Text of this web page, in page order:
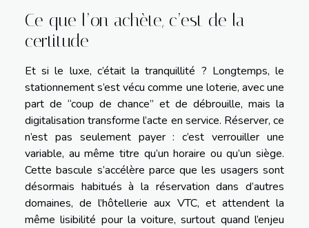
Ce que l’on achète, c’est de la
certitude
Et si le luxe, c’était la tranquillité ? Longtemps, le
stationnement s’est vécu comme une loterie, avec une
part de “coup de chance” et de débrouille, mais la
digitalisation transforme l’acte en service. Réserver, ce
n’est pas seulement payer : c’est verrouiller une
variable, au même titre qu’un horaire ou qu’un siège.
Cette bascule s’accélère parce que les usagers sont
désormais habitués à la réservation dans d’autres
domaines, de l’hôtellerie aux VTC, et attendent la
même lisibilité pour la voiture, surtout quand l’enjeu